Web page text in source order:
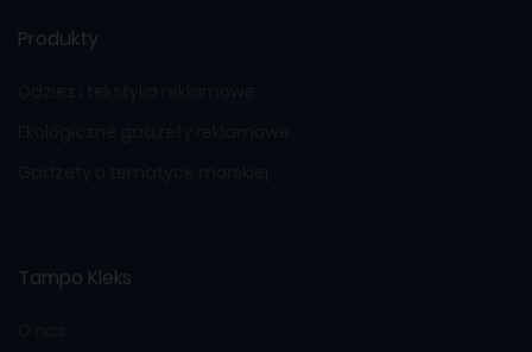
Produkty
Tampo Kleks